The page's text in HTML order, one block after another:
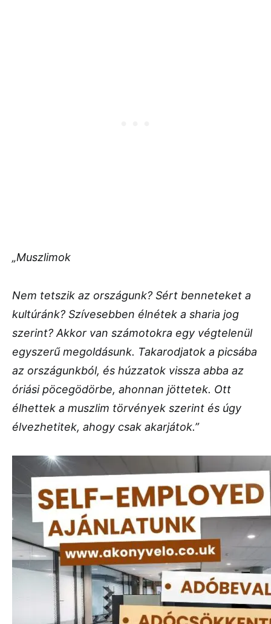
„Muszlimok
Nem tetszik az országunk? Sért benneteket a
kultúránk? Szívesebben élnétek a sharia jog
szerint? Akkor van számotokra egy végtelenül
egyszerű megoldásunk. Takarodjatok a picsába
az országunkból, és húzzatok vissza abba az
óriási pöcegödörbe, ahonnan jöttetek. Ott
élhettek a muszlim törvények szerint és úgy
élvezhetitek, ahogy csak akarjátok.”